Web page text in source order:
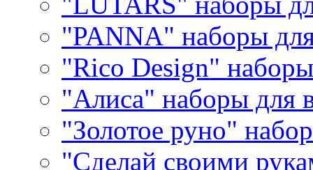
"PANNA" наборы
"Rico Design"
"Алиса" наборы для
"Золотое руно"
"Сделай своими